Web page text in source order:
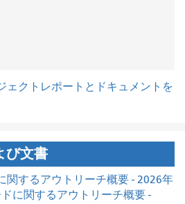
ェクトレポートとドキュメントを
び文書
関するアウトリーチ概要 - 2026年
に関するアウトリーチ概要 -